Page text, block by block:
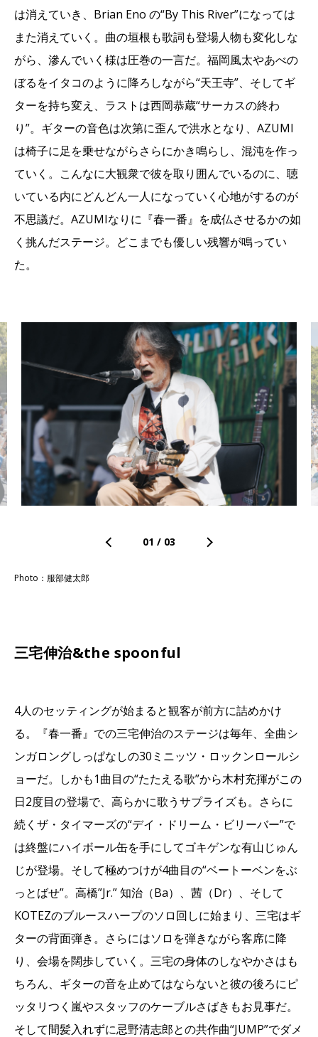
は消えていき、Brian Eno の“By This River”になっては
また消えていく。曲の垣根も歌詞も登場人物も変化しな
がら、滲んでいく様は圧巻の一言だ。福岡風太やあべの
ぼるをイタコのように降ろしながら“天王寺”、そしてギ
ターを持ち変え、ラストは西岡恭蔵“サーカスの終わ
り”。ギターの音色は次第に歪んで洪水となり、AZUMI
は椅子に足を乗せながらさらにかき鳴らし、混沌を作っ
ていく。こんなに大観衆で彼を取り囲んでいるのに、聴
いている内にどんどん一人になっていく心地がするのが
不思議だ。AZUMIなりに『春一番』を成仏させるかの如
く挑んだステージ。どこまでも優しい残響が鳴ってい
た。
01 / 03
Photo：服部健太郎
三宅伸治&the spoonful
4人のセッティングが始まると観客が前方に詰めかけ
る。『春一番』での三宅伸治のステージは毎年、全曲シ
ンガロングしっぱなしの30ミニッツ・ロックンロールシ
ョーだ。しかも1曲目の“たたえる歌”から木村充揮がこの
日2度目の登場で、高らかに歌うサプライズも。さらに
続くザ・タイマーズの“デイ・ドリーム・ビリーバー”で
は終盤にハイボール缶を手にしてゴキゲンな有山じゅん
じが登場。そして極めつけが4曲目の“ベートーベンをぶ
っとばせ”。高橋”Jr.” 知治（Ba）、茜（Dr）、そして
KOTEZのブルースハープのソロ回しに始まり、三宅はギ
ターの背面弾き。さらにはソロを弾きながら客席に降
り、会場を闊歩していく。三宅の身体のしなやかさはも
ちろん、ギターの音を止めてはならないと彼の後ろにピ
ッタリつく嵐やスタッフのケーブルさばきもお見事だ。
そして間髪入れずに忌野清志郎との共作曲“JUMP”でダメ